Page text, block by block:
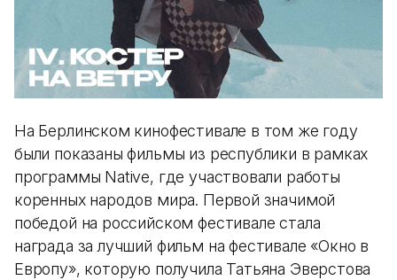
На Берлинском кинофестивале в том же году
были показаны фильмы из республики в рамках
программы Native, где участвовали работы
коренных народов мира. Первой значимой
победой на российском фестивале стала
награда за лучший фильм на фестивале «Окно в
Европу», которую получила Татьяна Эверстова